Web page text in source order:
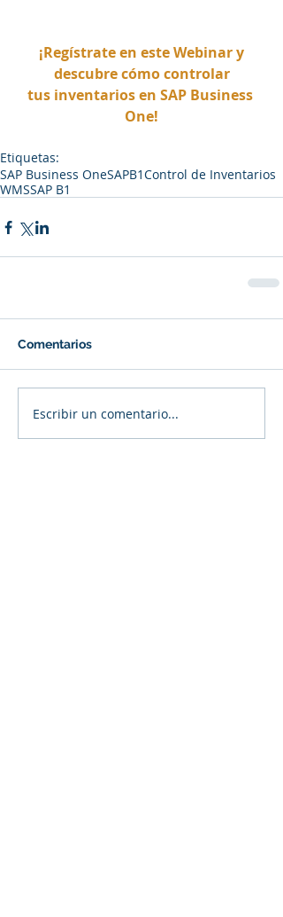
descubre cómo controlar
tus inventarios en SAP Business
One!
Etiquetas:
SAP Business OneSAPB1Control de Inventarios
WMSSAP B1
Comentarios
Escribir un comentario...